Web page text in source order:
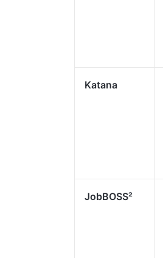
Katana
JobBOSS²